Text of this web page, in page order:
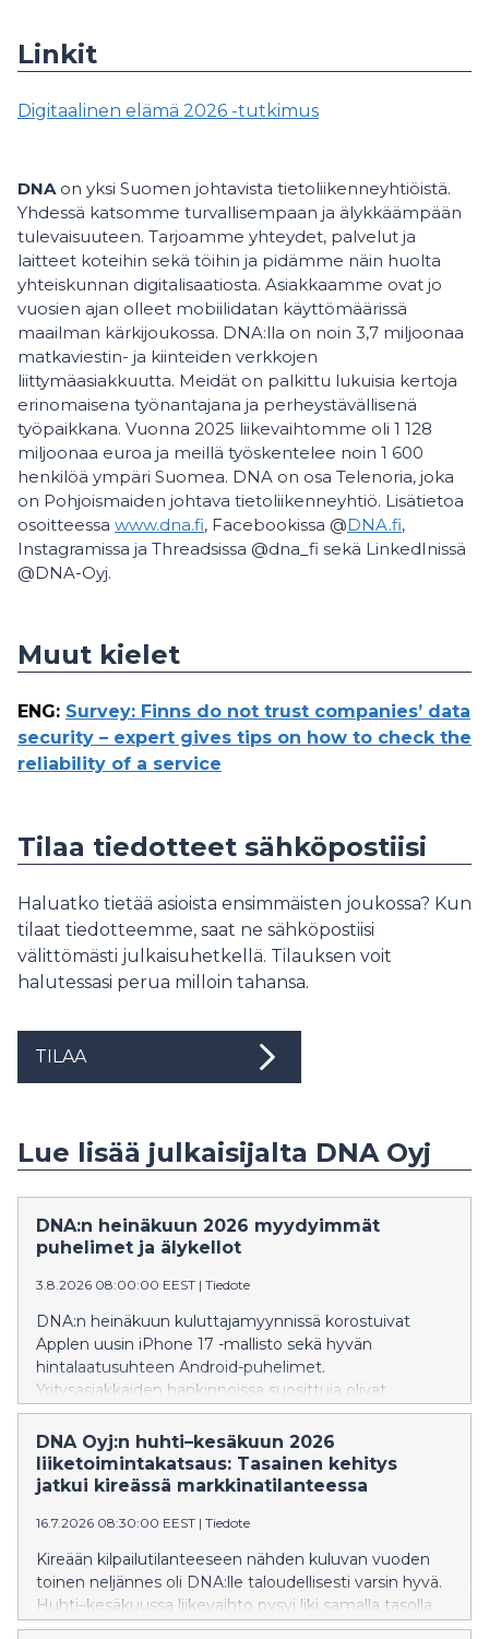
Linkit
Digitaalinen elämä 2026 -tutkimus
DNA on yksi Suomen johtavista tietoliikenneyhtiöistä.
Yhdessä katsomme turvallisempaan ja älykkäämpään
tulevaisuuteen. Tarjoamme yhteydet, palvelut ja
laitteet koteihin sekä töihin ja pidämme näin huolta
yhteiskunnan digitalisaatiosta. Asiakkaamme ovat jo
vuosien ajan olleet mobiilidatan käyttömäärissä
maailman kärkijoukossa. DNA:lla on noin 3,7 miljoonaa
matkaviestin- ja kiinteiden verkkojen
liittymäasiakkuutta. Meidät on palkittu lukuisia kertoja
erinomaisena työnantajana ja perheystävällisenä
työpaikkana. Vuonna 2025 liikevaihtomme oli 1 128
miljoonaa euroa ja meillä työskentelee noin 1 600
henkilöä ympäri Suomea. DNA on osa Telenoria, joka
on Pohjoismaiden johtava tietoliikenneyhtiö. Lisätietoa
osoitteessa www.dna.fi, Facebookissa @DNA.fi,
Instagramissa ja Threadsissa @dna_fi sekä LinkedInissä
@DNA-Oyj.
Muut kielet
ENG: Survey: Finns do not trust companies’ data
security – expert gives tips on how to check the
reliability of a service
Tilaa tiedotteet sähköpostiisi
Haluatko tietää asioista ensimmäisten joukossa? Kun
tilaat tiedotteemme, saat ne sähköpostiisi
välittömästi julkaisuhetkellä. Tilauksen voit
halutessasi perua milloin tahansa.
TILAA
Lue lisää julkaisijalta DNA Oyj
DNA:n heinäkuun 2026 myydyimmät
puhelimet ja älykellot
3.8.2026 08:00:00 EEST | Tiedote
DNA:n heinäkuun kuluttajamyynnissä korostuivat
Applen uusin iPhone 17 -mallisto sekä hyvän
hintalaatusuhteen Android-puhelimet.
Yritysasiakkaiden hankinnoissa suosittuja olivat
edelleen premium-luokan älypuhelimet. Älykellojen
puolella lasten kellopuhelimet jatkoivat vahvaa
kasvuaan, ja ZTE K2 nousi myydyimmäksi laitteeksi jo
neljättä kuukautta peräkkäin
DNA Oyj:n huhti–kesäkuun 2026
liiketoimintakatsaus: Tasainen kehitys
jatkui kireässä markkinatilanteessa
16.7.2026 08:30:00 EEST | Tiedote
Kireään kilpailutilanteeseen nähden kuluvan vuoden
toinen neljännes oli DNA:lle taloudellisesti varsin hyvä.
Huhti–kesäkuussa liikevaihto pysyi liki samalla tasolla
vuodentakaiseen ajanjaksoon verrattuna. Käyttökate